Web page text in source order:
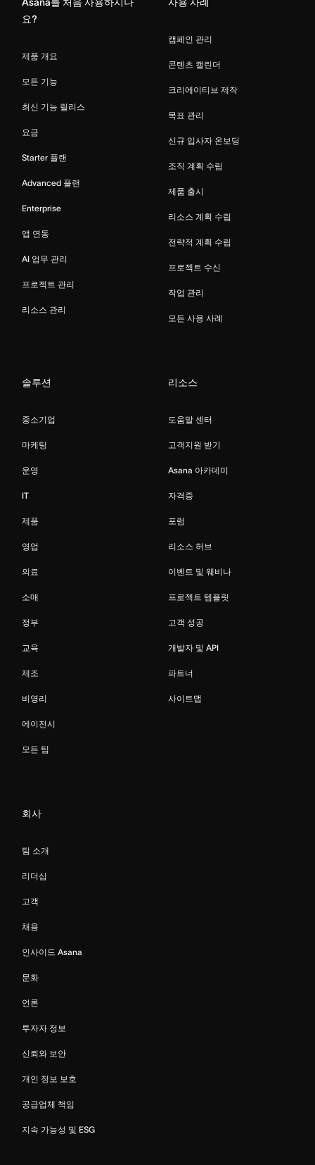
Asana를 처음 사용하시나
요?
제품 개요
모든 기능
최신 기능 릴리스
요금
Starter 플랜
Advanced 플랜
Enterprise
앱 연동
AI 업무 관리
프로젝트 관리
리소스 관리
사용 사례
캠페인 관리
콘텐츠 캘린더
크리에이티브 제작
목표 관리
신규 입사자 온보딩
조직 계획 수립
제품 출시
리소스 계획 수립
전략적 계획 수립
프로젝트 수신
작업 관리
모든 사용 사례
솔루션
중소기업
마케팅
운영
IT
제품
영업
의료
소매
정부
교육
제조
비영리
에이전시
모든 팀
리소스
도움말 센터
고객지원 받기
Asana 아카데미
자격증
포럼
리소스 허브
이벤트 및 웨비나
프로젝트 템플릿
고객 성공
개발자 및 API
파트너
사이트맵
회사
팀 소개
리더십
고객
채용
인사이드 Asana
문화
언론
투자자 정보
신뢰와 보안
개인 정보 보호
공급업체 책임
지속 가능성 및 ESG